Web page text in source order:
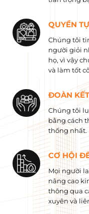
QUYỀN
Chúng tôi
người giỏi
họ, vì vậy
và làm tốt
ĐOÀN
Chúng tôi
bằng cách
thống nhất.
CƠ HỘI
Mọi người
nâng cao
thông qua
xuyên và